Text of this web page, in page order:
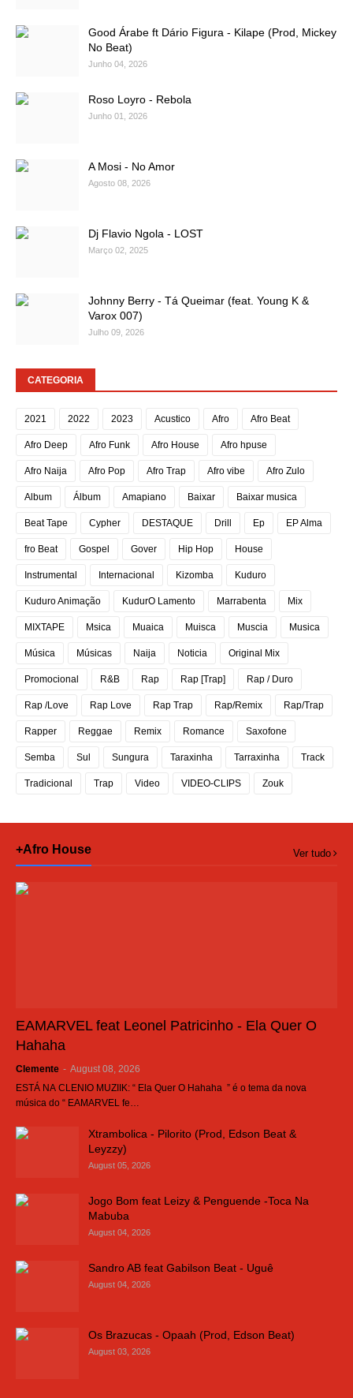
Good Árabe ft Dário Figura - Kilape (Prod, Mickey
No Beat)
Junho 04, 2026
Roso Loyro - Rebola
Junho 01, 2026
A Mosi - No Amor
Agosto 08, 2026
Dj Flavio Ngola - LOST
Março 02, 2025
Johnny Berry - Tá Queimar (feat. Young K &
Varox 007)
Julho 09, 2026
CATEGORIA
2021 2022 2023 Acustico Afro Afro Beat
Afro Deep Afro Funk Afro House Afro hpuse
Afro Naija Afro Pop Afro Trap Afro vibe Afro Zulo
Album Álbum Amapiano Baixar Baixar musica
Beat Tape Cypher DESTAQUE Drill Ep EP Alma
fro Beat Gospel Gover Hip Hop House
Instrumental Internacional Kizomba Kuduro
Kuduro Animação KudurO Lamento Marrabenta Mix
MIXTAPE Msica Muaica Muisca Muscia Musica
Música Músicas Naija Noticia Original Mix
Promocional R&B Rap Rap [Trap] Rap / Duro
Rap /Love Rap Love Rap Trap Rap/Remix Rap/Trap
Rapper Reggae Remix Romance Saxofone
Semba Sul Sungura Taraxinha Tarraxinha Track
Tradicional Trap Video VIDEO-CLIPS Zouk
+Afro House Ver tudo
EAMARVEL feat Leonel Patricinho - Ela Quer O
Hahaha
Clemente - August 08, 2026
ESTÁ NA CLENIO MUZIIK: “ Ela Quer O Hahaha ” é o tema da nova
música do “ EAMARVEL fe…
Xtrambolica - Pilorito (Prod, Edson Beat &
Leyzzy)
August 05, 2026
Jogo Bom feat Leizy & Penguende -Toca Na
Mabuba
August 04, 2026
Sandro AB feat Gabilson Beat - Uguê
August 04, 2026
Os Brazucas - Opaah (Prod, Edson Beat)
August 03, 2026